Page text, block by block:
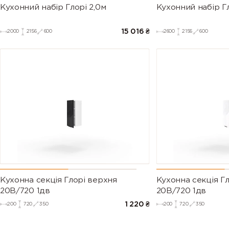
Кухонний набір Глорі 2,0м
2000 2156 600 15 016 ₴
Кухонний набір
2600 2156 600
Кухонна секція Глорі верхня
20В/720 1дв
200 720 350 1 220 ₴
Кухонна секція
20В/720 1дв
200 720 350